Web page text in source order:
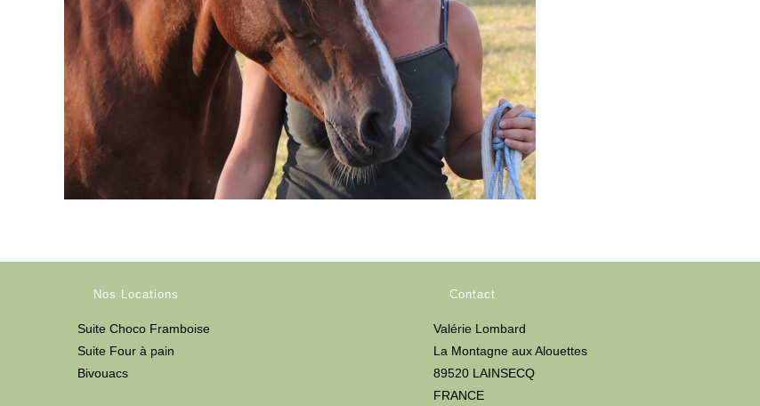
Nos Locations
Suite Choco Framboise
Suite Four à pain
Bivouacs
Contact
Valérie Lombard
La Montagne aux Alouettes
89520 LAINSECQ
FRANCE